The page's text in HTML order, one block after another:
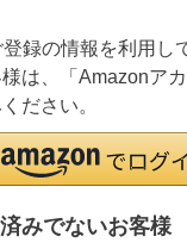
録の情報を利用し
は、「Amazonア
ださい。
みでないお客様